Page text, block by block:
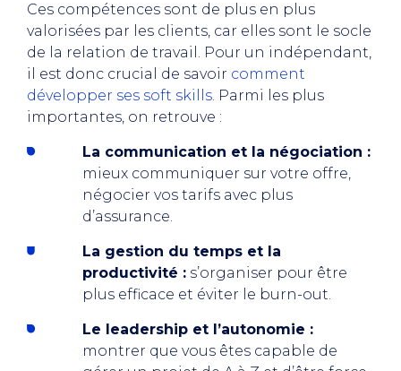
Ces compétences sont de plus en plus
valorisées par les clients, car elles sont le socle
de la relation de travail. Pour un indépendant,
il est donc crucial de savoir comment
développer ses soft skills. Parmi les plus
importantes, on retrouve :
La communication et la négociation :
mieux communiquer sur votre offre,
négocier vos tarifs avec plus
d’assurance.
La gestion du temps et la
productivité : s’organiser pour être
plus efficace et éviter le burn-out.
Le leadership et l’autonomie :
montrer que vous êtes capable de